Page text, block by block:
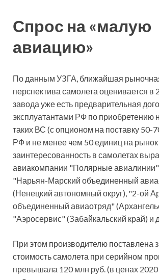
Спрос на «малую
авиацию»
По данным УЗГА, ближайшая
перспектива самолета оценивается в
завода уже есть предварительная
эксплуатантами РФ по приобретению
таких ВС (с опционом на поставку 50-
РФ и не менее чем 50 единиц на
заинтересованность в самолетах
авиакомпании "Полярные авиалинии"
"Нарьян-Марский объединенный
(Ненецкий автономный округ), "2-ой
объединенный авиаотряд"
"Аэросервис" (Забайкальский край) и
При этом производителю поставлена
стоимость самолета при серийном
превышала 120 млн руб. (в ценах 2020